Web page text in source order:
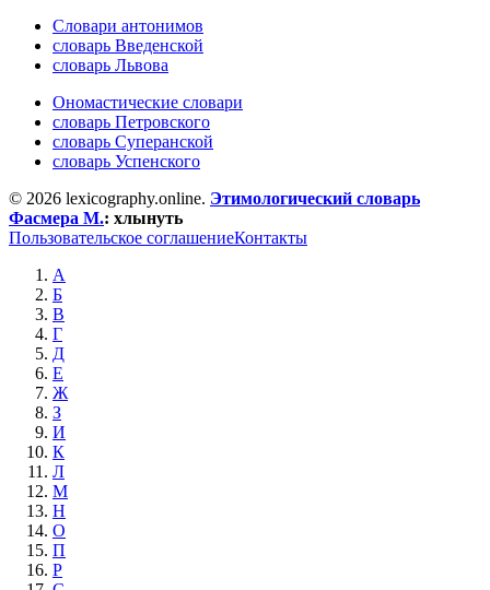
Словари антонимов
словарь Введенской
словарь Львова
Ономастические словари
словарь Петровского
словарь Суперанской
словарь Успенского
© 2026 lexicography.online. Этимологический словарь
Фасмера М.: хлынуть
Пользовательское соглашениеКонтакты
А
Б
В
Г
Д
Е
Ж
З
И
К
Л
М
Н
О
П
Р